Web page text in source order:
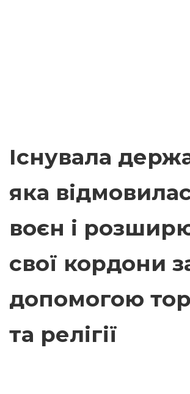
Існувала
яка
воєн і
свої кордони
допомогою
та релігії